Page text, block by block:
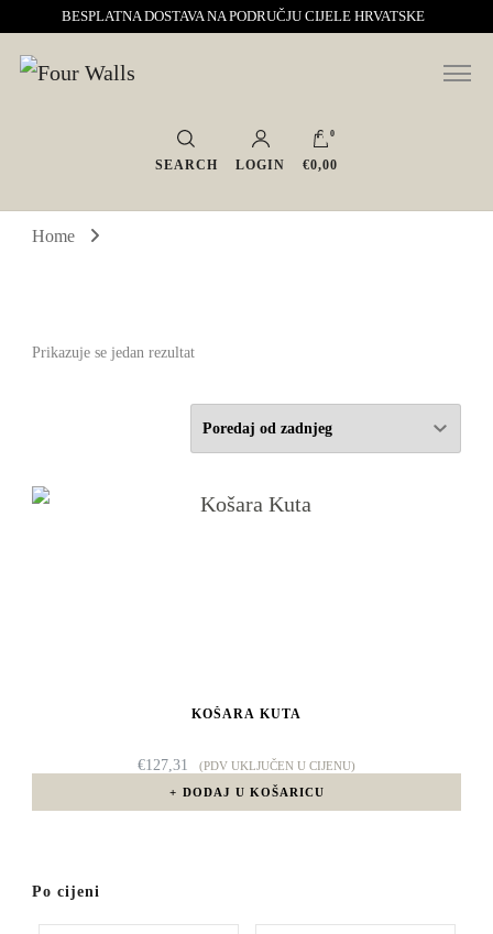
BESPLATNA DOSTAVA NA PODRUČJU CIJELE HRVATSKE
Four Walls
Sve za interijer po Vašoj mjeri. Salon namještaja, dekoracije i rasvjete.
Interijeri s karakterom
SEARCH LOGIN
0
€0,00
Home
Prikazuje se jedan rezultat
KOŠARA KUTA
€127,31
(PDV UKLJUČEN U CIJENU)
DODAJ U KOŠARICU
Po cijeni